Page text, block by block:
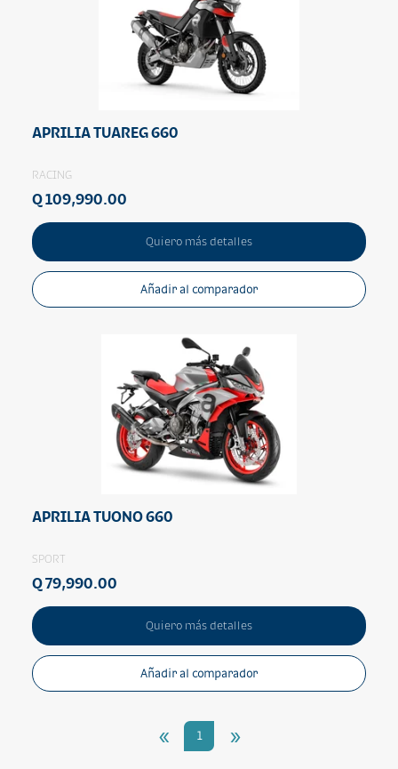
APRILIA TUAREG 660
RACING
Q 109,990.00
Quiero más detalles
Añadir al comparador
APRILIA TUONO 660
SPORT
Q 79,990.00
Quiero más detalles
Añadir al comparador
« 1 »